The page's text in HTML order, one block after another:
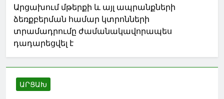
Արցախում մթերքի և այլ ապրանքների
ձեռքբերման համար կտրոնների
տրամադրումը ժամանակավորապես
դադարեցվել է
ԱՐՑԱԽ